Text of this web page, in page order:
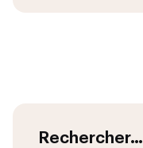
Rechercher…